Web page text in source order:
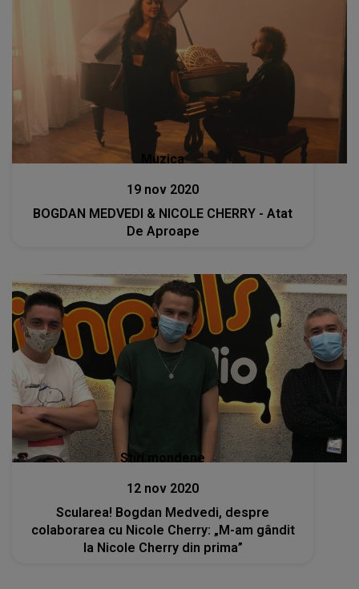
Muzica
19 nov 2020
BOGDAN MEDVEDI & NICOLE CHERRY - Atat
De Aproape
Stiri mondene
12 nov 2020
Scularea! Bogdan Medvedi, despre
colaborarea cu Nicole Cherry: „M-am gândit
la Nicole Cherry din prima”